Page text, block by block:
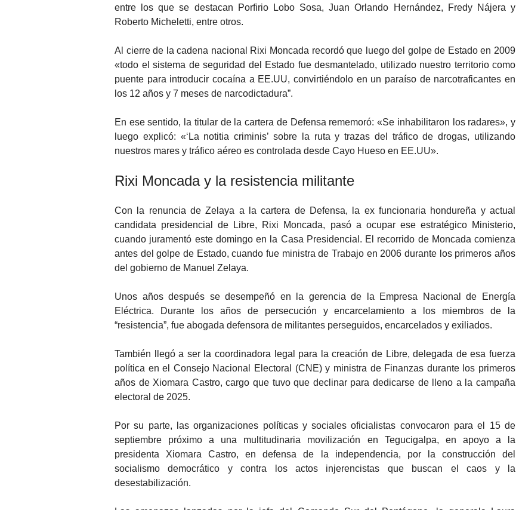
entre los que se destacan Porfirio Lobo Sosa, Juan Orlando Hernández, Fredy Nájera y
Roberto Micheletti, entre otros.
Al cierre de la cadena nacional Rixi Moncada recordó que luego del golpe de Estado en 2009
«todo el sistema de seguridad del Estado fue desmantelado, utilizado nuestro territorio como
puente para introducir cocaína a EE.UU, convirtiéndolo en un paraíso de narcotraficantes en
los 12 años y 7 meses de narcodictadura”.
En ese sentido, la titular de la cartera de Defensa rememoró: «Se inhabilitaron los radares», y
luego explicó: «‘La notitia criminis’ sobre la ruta y trazas del tráfico de drogas, utilizando
nuestros mares y tráfico aéreo es controlada desde Cayo Hueso en EE.UU».
Rixi Moncada y la resistencia militante
Con la renuncia de Zelaya a la cartera de Defensa, la ex funcionaria hondureña y actual
candidata presidencial de Libre, Rixi Moncada, pasó a ocupar ese estratégico Ministerio,
cuando juramentó este domingo en la Casa Presidencial. El recorrido de Moncada comienza
antes del golpe de Estado, cuando fue ministra de Trabajo en 2006 durante los primeros años
del gobierno de Manuel Zelaya.
Unos años después se desempeñó en la gerencia de la Empresa Nacional de Energía
Eléctrica. Durante los años de persecución y encarcelamiento a los miembros de la
“resistencia”, fue abogada defensora de militantes perseguidos, encarcelados y exiliados.
También llegó a ser la coordinadora legal para la creación de Libre, delegada de esa fuerza
política en el Consejo Nacional Electoral (CNE) y ministra de Finanzas durante los primeros
años de Xiomara Castro, cargo que tuvo que declinar para dedicarse de lleno a la campaña
electoral de 2025.
Por su parte, las organizaciones políticas y sociales oficialistas convocaron para el 15 de
septiembre próximo a una multitudinaria movilización en Tegucigalpa, en apoyo a la
presidenta Xiomara Castro, en defensa de la independencia, por la construcción del
socialismo democrático y contra los actos injerencistas que buscan el caos y la
desestabilización.